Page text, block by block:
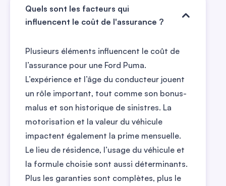
Quels sont les facteurs qui
influencent le coût de l'assurance ?
Plusieurs éléments influencent le coût de
l’assurance pour une Ford Puma.
L’expérience et l’âge du conducteur jouent
un rôle important, tout comme son bonus-
malus et son historique de sinistres. La
motorisation et la valeur du véhicule
impactent également la prime mensuelle.
Le lieu de résidence, l’usage du véhicule et
la formule choisie sont aussi déterminants.
Plus les garanties sont complètes, plus le